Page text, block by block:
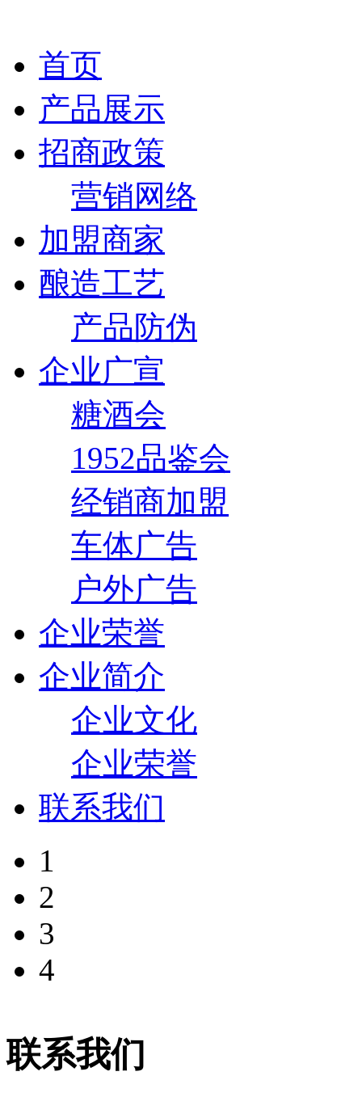
首页
产品展示
招商政策
营销网络
加盟商家
酿造工艺
产品防伪
企业广宣
糖酒会
1952品鉴会
经销商加盟
车体广告
户外广告
企业荣誉
企业简介
企业文化
企业荣誉
联系我们
1
2
3
4
联系我们